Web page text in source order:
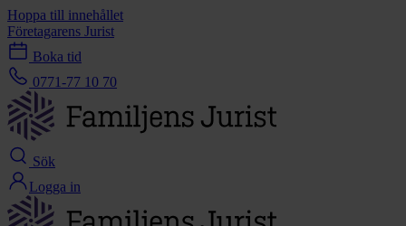
Hoppa till innehållet
Företagarens Jurist
Boka tid
0771-77 10 70
Sök
Logga in